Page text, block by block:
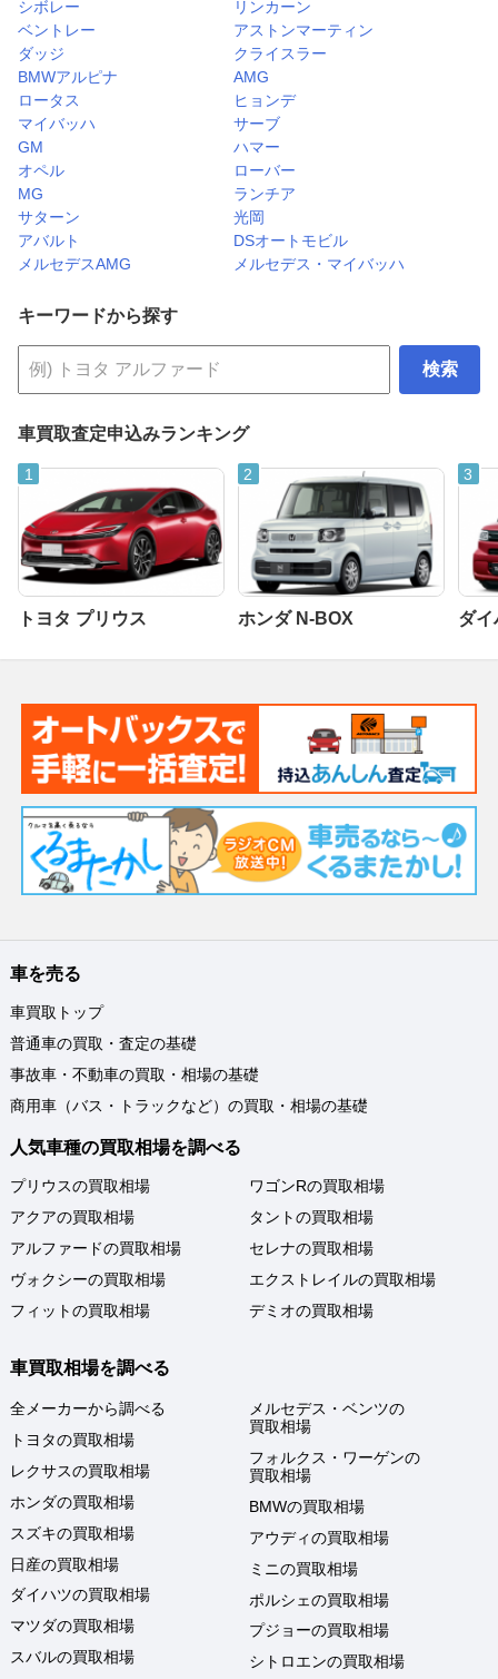
シボレー
リンカーン
ベントレー
アストンマーティン
ダッジ
クライスラー
BMWアルピナ
AMG
ロータス
ヒョンデ
マイバッハ
サーブ
GM
ハマー
オペル
ローバー
MG
ランチア
サターン
光岡
アバルト
DSオートモビル
メルセデスAMG
メルセデス・マイバッハ
キーワードから探す
検索
車買取査定申込みランキング
トヨタ プリウス ホンダ N-BOX ダイ
車を売る
車買取トップ
普通車の買取・査定の基礎
事故車・不動車の買取・相場の基礎
商用車（バス・トラックなど）の買取・相場の基礎
人気車種の買取相場を調べる
プリウスの買取相場
アクアの買取相場
アルファードの買取相場
ヴォクシーの買取相場
フィットの買取相場
ワゴンRの買取相場
タントの買取相場
セレナの買取相場
エクストレイルの買取相場
デミオの買取相場
車買取相場を調べる
全メーカーから調べる
トヨタの買取相場
レクサスの買取相場
ホンダの買取相場
スズキの買取相場
日産の買取相場
ダイハツの買取相場
マツダの買取相場
スバルの買取相場
メルセデス・ベンツの
買取相場
フォルクス・ワーゲンの
買取相場
BMWの買取相場
アウディの買取相場
ミニの買取相場
ポルシェの買取相場
プジョーの買取相場
シトロエンの買取相場